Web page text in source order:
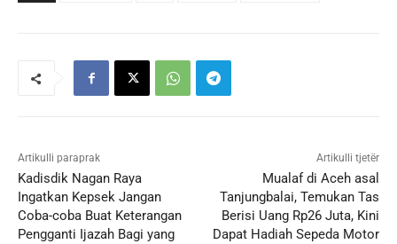
Artikulli paraprak
Kadisdik Nagan Raya
Ingatkan Kepsek Jangan
Coba-coba Buat Keterangan
Pengganti Ijazah Bagi yang
Artikulli tjetër
Mualaf di Aceh asal
Tanjungbalai, Temukan Tas
Berisi Uang Rp26 Juta, Kini
Dapat Hadiah Sepeda Motor